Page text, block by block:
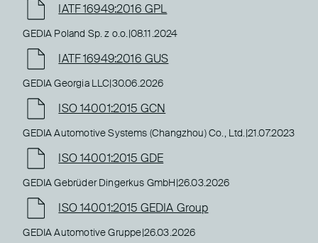
IATF 16949:2016 GPL
GEDIA Poland Sp. z o.o.|08.11.2024
IATF 16949:2016 GUS
GEDIA Georgia LLC|30.06.2026
ISO 14001:2015 GCN
GEDIA Automotive Systems (Changzhou) Co., Ltd.|21.07.2023
ISO 14001:2015 GDE
GEDIA Gebrüder Dingerkus GmbH|26.03.2026
ISO 14001:2015 GEDIA Group
GEDIA Automotive Gruppe|26.03.2026